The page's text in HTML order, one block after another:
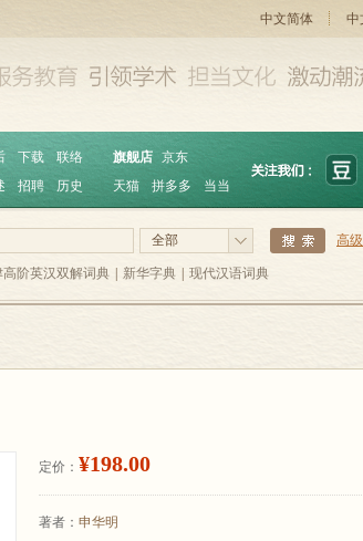
中文简体 中
下载
联络
招聘 历史
旗舰店 京东
天猫
拼多多 当当
全部 高
高阶英汉双解词典 新华字典 现代汉语词典
定价： ¥198.00
著者： 申华明